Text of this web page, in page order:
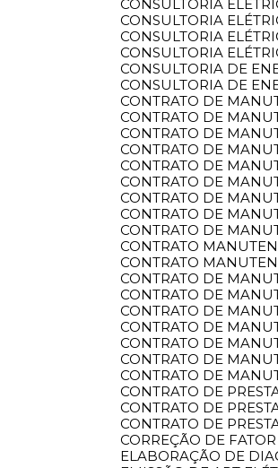
CONSULTORIA
CONSULTORIA
CONSULTORIA
CONSULTORIA
CONSULTORIA DE
CONSULTORIA DE
CONTRATO DE
CONTRATO DE
CONTRATO DE
CONTRATO DE
CONTRATO DE
CONTRATO DE
CONTRATO DE
CONTRATO DE
CONTRATO DE
CONTRATO
CONTRATO
CONTRATO DE
CONTRATO DE
CONTRATO DE
CONTRATO DE
CONTRATO DE
CONTRATO DE
CONTRATO DE
CONTRATO DE
CONTRATO DE
CONTRATO DE
CORREÇÃO DE
ELABORAÇÃO DE